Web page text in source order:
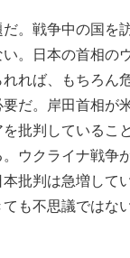
。戦争中の国を
。日本の首相の
れれば、もちろん
だ。岸田首相が
批判しているこ
ウクライナ戦争
批判は急増して
も不思議ではな